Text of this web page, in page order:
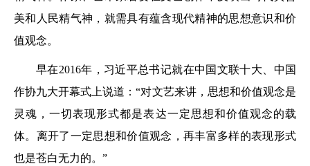
美和人民精气神，就需具有蕴含现代精神的思想意识和价
值观念。
早在2016年，习近平总书记就在中国文联十大、中国
作协九大开幕式上说道：“对文艺来讲，思想和价值观念是
灵魂，一切表现形式都是表达一定思想和价值观念的载
体。离开了一定思想和价值观念，再丰富多样的表现形式
也是苍白无力的。”